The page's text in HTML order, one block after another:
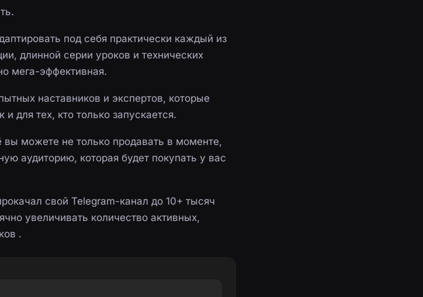
под себя практически каждый из
длинной серии уроков и технических
мега-эффективная.
наставников и экспертов, которые
для тех, кто только запускается.
можете не только продавать в моменте,
аудиторию, которая будет покупать у вас
свой Telegram-канал до 10+ тысяч
увеличивать количество активных,
.